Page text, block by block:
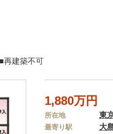
再建築不可
1,880万円
所在地 東
最寄り駅 大